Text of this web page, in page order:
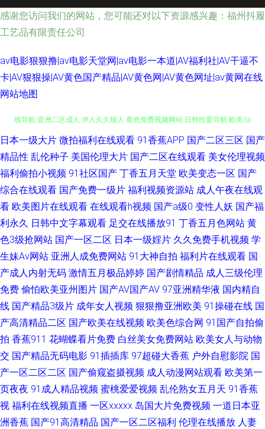
感谢您访问我们的网站，您可能还对以下资源感兴趣：福州抖履
工艺品有限责任公司
av电影狠狠撸|av电影天堂网|av电影一本道|AV福利社|AV干逼不
卡|AV狠狠操|AV黄色国产精品|AV黄色网|AV黄色网址|av黄网在线
网站地图
国产91青青视频 99欧美不能看 青娱福利视频在线 婷婷她六月天 午夜视频在
线导航 亚洲二区成人 伊人久久狼人 黄色免费视频网站 日韩性爱导航 欧美3p
区 日韩福利视频 伊人成人电影 午夜激情福利AV 91永久免费视频 91白虎丝
袜萝莉 亚洲色鬼 91竹菊国产 豆花视频制服资源 久草欧美在线 AV日韩 福利
剧场午夜 韩国一级在线免费 麻豆插插插 欧美激情A级片 人妻欧美啪啪啪 四
虎永久地址日韩 亚洲h网站 91超碰成人 91视频国产网址 俺去啦综合网址 国
产日韩欧美成人 韩国色色av 久久精色欲 国产精品白 玖玖色资源 欧美黄色网
络 人妻午夜激情 日本精品人妖五区 91小视频黄 国产喷水自拍 九一精品中文
字幕 内射无码一区日韩 97亚洲色 久久草资源网 免费试看网 久久香蕉草久久
日本一级大片 微拍福利在线观看 91香蕉APP 国产二区三区 国产
精品性 乱伦种子 美国伦理大片 国产二区在线观看 美女伦理视频
福利偷拍小视频 91社区国产 丁香五月天堂 欧美变态一区 国产
综合在线观看 国产免费一级片 福利视频资源站 成人午夜在线观
看 欧美图片在线观看 在线观看h视频 国产a级0 变性人妖 国产福
利永久 日韩中文字幕观看 足交在线播放91 丁香五月色网站 黄
色3级抢网站 国产一区二区 日本一级婬片 久久免费手机视频 学
生妹Av网站 亚洲人成免费网站 91大神自拍 福利片在线观看 国
产成人内射无码 激情五月极品婷婷 国产剧情精品 成人三级伦理
免费 偷怕欧美亚州图片 国产AV国产AV 97亚洲精华液 国内精自
线 国产精品3级片 成年女人视频 狠狠撸亚洲欧美 91操碰在线 国
产高清精品二区 国产欧美在线视频 欧美色综合网 91国产自拍偷
拍 香蕉911 花蝴蝶看片免费 白丝美女免费网站 欧美女人与动物
交 国产精品无码电影 91插插库 97超碰大香蕉 户外自慰影院 国
产一区二区二区 国产偷窥盗摄视频 成人动漫网站观看 欧美第一
页夜夜 91成人精品视频 蜜桃爱爱视频 乱伦熟女五月天 91香蕉
视 福利在线视频直播 一区xxxxx 岛国大片免费视频 一道日本亚
洲香蕉 国产91高清精品 国产一区二区福利 伦理在线播放 人妻